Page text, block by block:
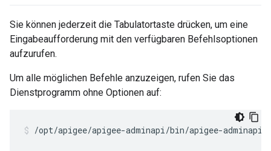
Sie können jederzeit die Tabulatortaste drücken, um eine
Eingabeaufforderung mit den verfügbaren Befehlsoptionen
aufzurufen.
Um alle möglichen Befehle anzuzeigen, rufen Sie das
Dienstprogramm ohne Optionen auf:
/opt/apigee/apigee-adminapi/bin/apigee-